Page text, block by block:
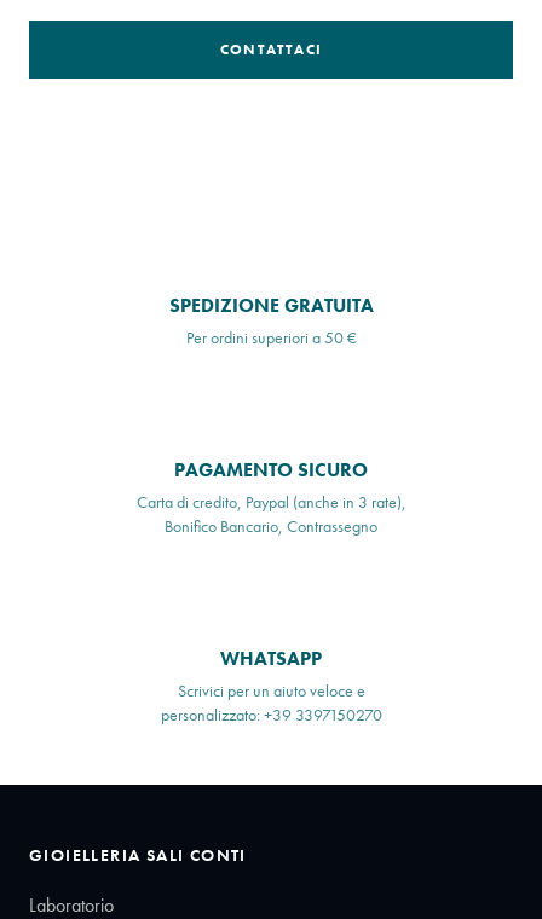
CONTATTACI
SPEDIZIONE GRATUITA
Per ordini superiori a 50 €
PAGAMENTO SICURO
Carta di credito, Paypal (anche in 3 rate),
Bonifico Bancario, Contrassegno
WHATSAPP
Scrivici per un aiuto veloce e
personalizzato: +39 3397150270
GIOIELLERIA SALI CONTI
Laboratorio